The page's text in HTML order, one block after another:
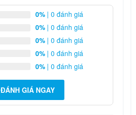
0% | 0 đánh giá
0% | 0 đánh giá
0% | 0 đánh giá
0% | 0 đánh giá
0% | 0 đánh giá
ĐÁNH GIÁ NGAY